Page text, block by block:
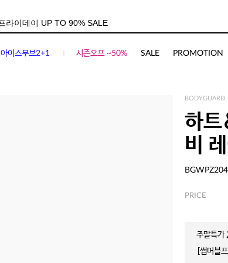
아이스무브2+1 시즌오프 ~50% SALE PROMOTION
BODYGUARD.
하트
비
BGWPZ204
PRICE
주말특
[썸머블